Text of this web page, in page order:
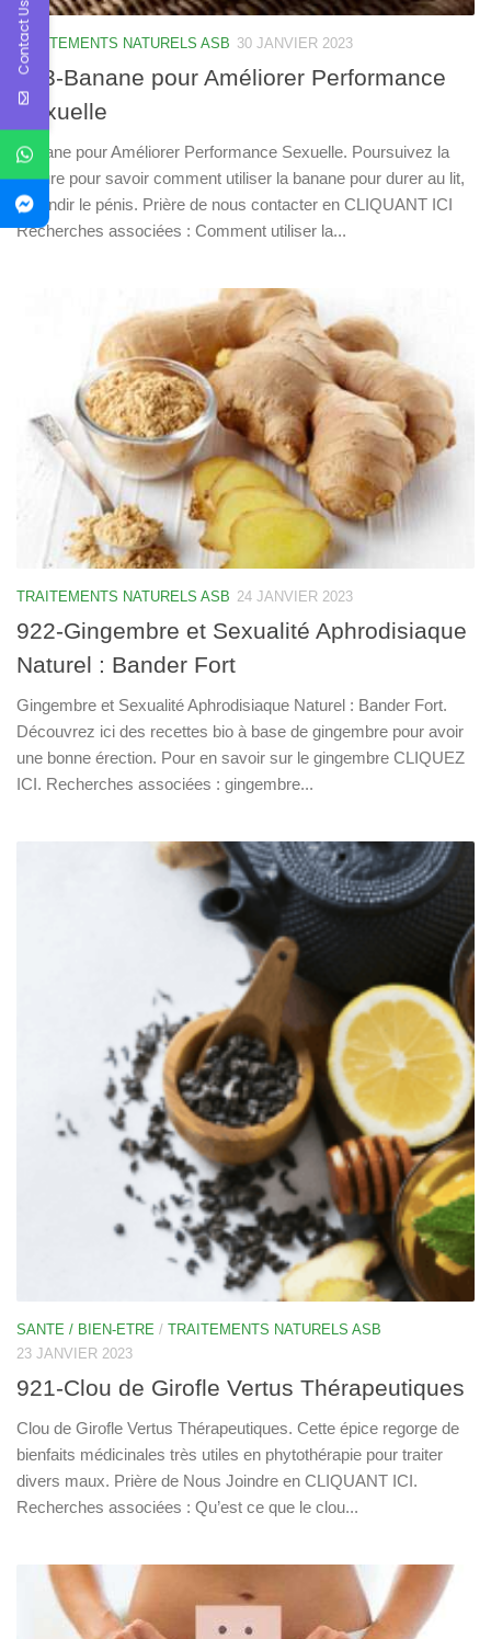
TRAITEMENTS NATURELS ASB 30 JANVIER 2023
923-Banane pour Améliorer Performance
Sexuelle
Banane pour Améliorer Performance Sexuelle. Poursuivez la
lecture pour savoir comment utiliser la banane pour durer au lit,
agrandir le pénis. Prière de nous contacter en CLIQUANT ICI
Recherches associées : Comment utiliser la...
TRAITEMENTS NATURELS ASB 24 JANVIER 2023
922-Gingembre et Sexualité Aphrodisiaque
Naturel : Bander Fort
Gingembre et Sexualité Aphrodisiaque Naturel : Bander Fort.
Découvrez ici des recettes bio à base de gingembre pour avoir
une bonne érection. Pour en savoir sur le gingembre CLIQUEZ
ICI. Recherches associées : gingembre...
SANTE / BIEN-ETRE / TRAITEMENTS NATURELS ASB
23 JANVIER 2023
921-Clou de Girofle Vertus Thérapeutiques
Clou de Girofle Vertus Thérapeutiques. Cette épice regorge de
bienfaits médicinales très utiles en phytothérapie pour traiter
divers maux. Prière de Nous Joindre en CLIQUANT ICI.
Recherches associées : Qu’est ce que le clou...
Contact Us